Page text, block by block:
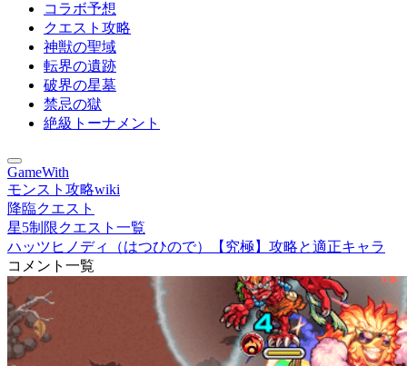
コラボ予想
クエスト攻略
神獣の聖域
転界の遺跡
破界の星墓
禁忌の獄
絶級トーナメント
GameWith
モンスト攻略wiki
降臨クエスト
星5制限クエスト一覧
ハッツヒノディ（はつひので）【究極】攻略と適正キャラ
コメント一覧